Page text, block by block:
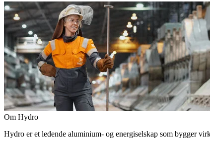
Om Hydro
Hydro er et ledende aluminium- og energiselskap som bygger